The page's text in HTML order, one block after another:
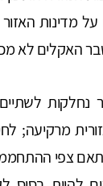
מדינות
האקלים לא
נחלקות
מרקיעה;